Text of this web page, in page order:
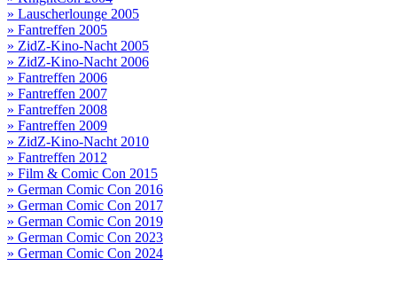
» Lauscherlounge 2005
» Fantreffen 2005
» ZidZ-Kino-Nacht 2005
» ZidZ-Kino-Nacht 2006
» Fantreffen 2006
» Fantreffen 2007
» Fantreffen 2008
» Fantreffen 2009
» ZidZ-Kino-Nacht 2010
» Fantreffen 2012
» Film & Comic Con 2015
» German Comic Con 2016
» German Comic Con 2017
» German Comic Con 2019
» German Comic Con 2023
» German Comic Con 2024